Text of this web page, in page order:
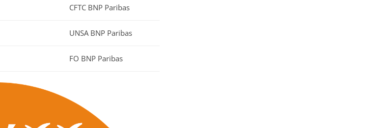
CFTC BNP Paribas
UNSA BNP Paribas
FO BNP Paribas